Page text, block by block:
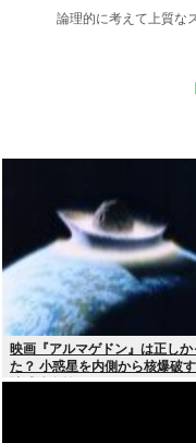
論理的に考えて上質な
映画『アルマゲドン』は正しか
た？ 小惑星を内側から核爆破
地球防衛策